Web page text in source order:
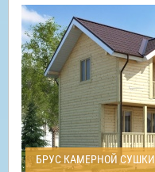
БРУС КАМЕРНОЙ СУШКИ